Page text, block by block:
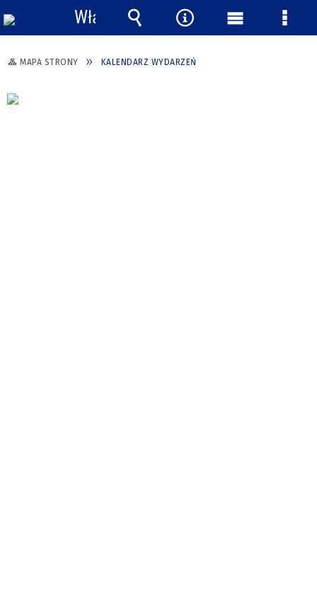
MAPA STRONY KALENDARZ WYDARZEŃ
Włącz
powiadomienia
Wyszukiwarka
Narzędzia
Menu Menu